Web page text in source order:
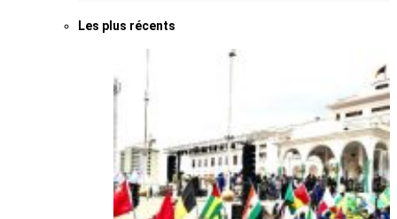
Les plus récents